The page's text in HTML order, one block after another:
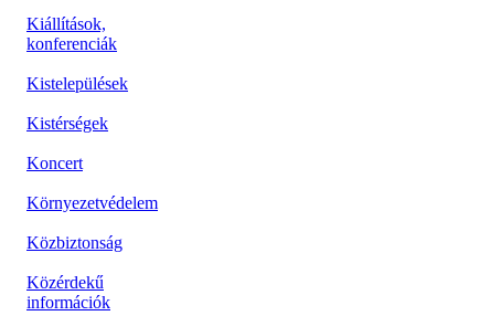
Kiállítások,
konferenciák
Kistelepülések
Kistérségek
Koncert
Környezetvédelem
Közbiztonság
Közérdekű
információk